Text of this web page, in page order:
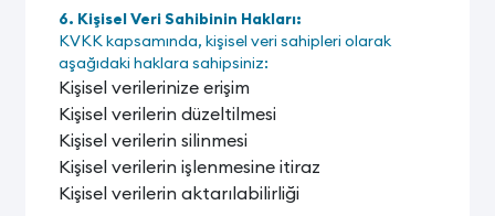
6. Kişisel Veri Sahibinin Hakları:
KVKK kapsamında, kişisel veri sahipleri olarak
aşağıdaki haklara sahipsiniz:
Kişisel verilerinize erişim
Kişisel verilerin düzeltilmesi
Kişisel verilerin silinmesi
Kişisel verilerin işlenmesine itiraz
Kişisel verilerin aktarılabilirliği